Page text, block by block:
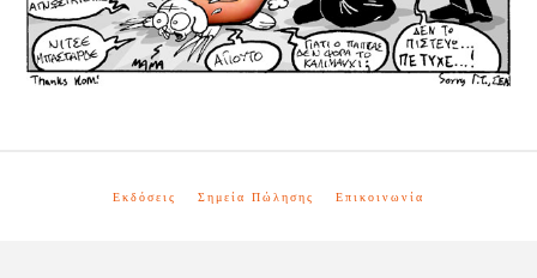
Εκδόσεις Σημεία Πώλησης Επικοινωνία